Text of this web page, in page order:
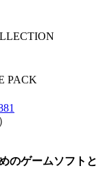
PACK
のゲームソフトと